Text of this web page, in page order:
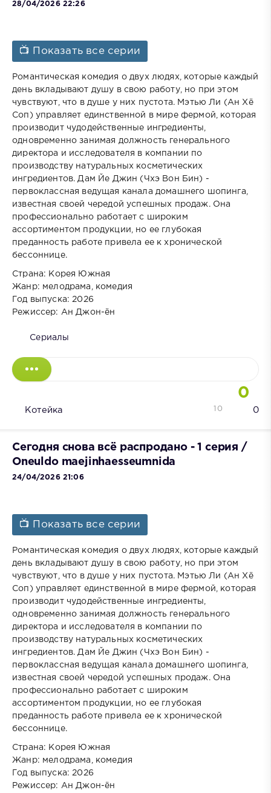
28/04/2026 22:26
📺 Показать все серии
Романтическая комедия о двух людях, которые каждый
день вкладывают душу в свою работу, но при этом
чувствуют, что в душе у них пустота. Мэтью Ли (Ан Хё
Соп) управляет единственной в мире фермой, которая
производит чудодейственные ингредиенты,
одновременно занимая должность генерального
директора и исследователя в компании по
производству натуральных косметических
ингредиентов. Дам Йе Джин (Чхэ Вон Бин) -
первоклассная ведущая канала домашнего шопинга,
известная своей чередой успешных продаж. Она
профессионально работает с широким
ассортиментом продукции, но ее глубокая
преданность работе привела ее к хронической
бессоннице.
Страна: Корея Южная
Жанр: мелодрама, комедия
Год выпуска: 2026
Режиссер: Ан Джон-ён
Сериалы
0
Котейка 0
10
Сегодня снова всё распродано - 1 серия /
Oneuldo maejinhaesseumnida
24/04/2026 21:06
📺 Показать все серии
Романтическая комедия о двух людях, которые каждый
день вкладывают душу в свою работу, но при этом
чувствуют, что в душе у них пустота. Мэтью Ли (Ан Хё
Соп) управляет единственной в мире фермой, которая
производит чудодейственные ингредиенты,
одновременно занимая должность генерального
директора и исследователя в компании по
производству натуральных косметических
ингредиентов. Дам Йе Джин (Чхэ Вон Бин) -
первоклассная ведущая канала домашнего шопинга,
известная своей чередой успешных продаж. Она
профессионально работает с широким
ассортиментом продукции, но ее глубокая
преданность работе привела ее к хронической
бессоннице.
Страна: Корея Южная
Жанр: мелодрама, комедия
Год выпуска: 2026
Режиссер: Ан Джон-ён